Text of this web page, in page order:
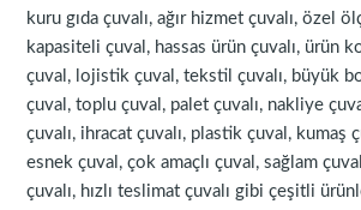
kuru gıda çuvalı, ağır hizmet çuvalı, özel
kapasiteli çuval, hassas ürün çuvalı, ürün
çuval, lojistik çuval, tekstil çuvalı, büyük
çuval, toplu çuval, palet çuvalı, nakliye
çuvalı, ihracat çuvalı, plastik çuval, kumaş
esnek çuval, çok amaçlı çuval, sağlam
çuvalı, hızlı teslimat çuvalı gibi çeşitli